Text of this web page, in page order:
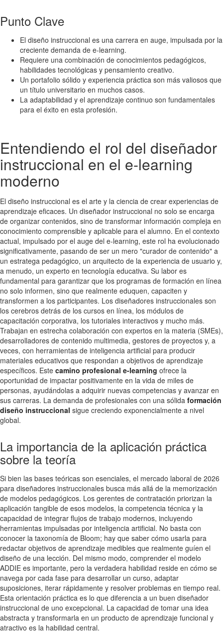
Punto Clave
El diseño instruccional es una carrera en auge, impulsada por la
creciente demanda de e-learning.
Requiere una combinación de conocimientos pedagógicos,
habilidades tecnológicas y pensamiento creativo.
Un portafolio sólido y experiencia práctica son más valiosos que
un título universitario en muchos casos.
La adaptabilidad y el aprendizaje continuo son fundamentales
para el éxito en esta profesión.
Entendiendo el rol del diseñador
instruccional en el e-learning
moderno
El diseño instruccional es el arte y la ciencia de crear experiencias de
aprendizaje eficaces. Un diseñador instruccional no solo se encarga
de organizar contenidos, sino de transformar información compleja en
conocimiento comprensible y aplicable para el alumno. En el contexto
actual, impulsado por el auge del e-learning, este rol ha evolucionado
significativamente, pasando de ser un mero "curador de contenido" a
un estratega pedagógico, un arquitecto de la experiencia de usuario y,
a menudo, un experto en tecnología educativa. Su labor es
fundamental para garantizar que los programas de formación en línea
no solo informen, sino que realmente eduquen, capaciten y
transformen a los participantes. Los diseñadores instruccionales son
los cerebros detrás de los cursos en línea, los módulos de
capacitación corporativa, los tutoriales interactivos y mucho más.
Trabajan en estrecha colaboración con expertos en la materia (SMEs),
desarrolladores de contenido multimedia, gestores de proyectos y, a
veces, con herramientas de inteligencia artificial para producir
materiales educativos que respondan a objetivos de aprendizaje
específicos. Este camino profesional e-learning ofrece la
oportunidad de impactar positivamente en la vida de miles de
personas, ayudándolas a adquirir nuevas competencias y avanzar en
sus carreras. La demanda de profesionales con una sólida formación
diseño instruccional sigue creciendo exponencialmente a nivel
global.
La importancia de la aplicación práctica
sobre la teoría
Si bien las bases teóricas son esenciales, el mercado laboral de 2026
para diseñadores instruccionales busca más allá de la memorización
de modelos pedagógicos. Los gerentes de contratación priorizan la
aplicación tangible de esos modelos, la competencia técnica y la
capacidad de integrar flujos de trabajo modernos, incluyendo
herramientas impulsadas por inteligencia artificial. No basta con
conocer la taxonomía de Bloom; hay que saber cómo usarla para
redactar objetivos de aprendizaje medibles que realmente guíen el
diseño de una lección. Del mismo modo, comprender el modelo
ADDIE es importante, pero la verdadera habilidad reside en cómo se
navega por cada fase para desarrollar un curso, adaptar
suposiciones, iterar rápidamente y resolver problemas en tiempo real.
Esta orientación práctica es lo que diferencia a un buen diseñador
instruccional de uno excepcional. La capacidad de tomar una idea
abstracta y transformarla en un producto de aprendizaje funcional y
atractivo es la habilidad central.